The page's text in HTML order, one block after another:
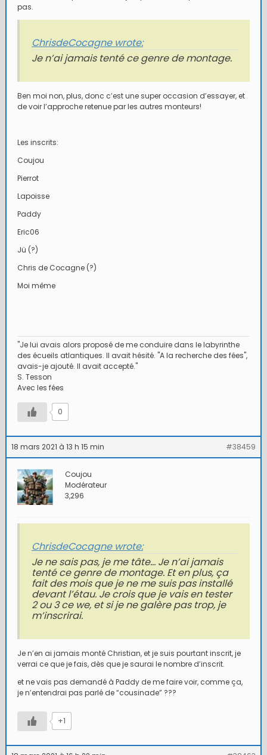
pas.
ChrisdeCocagne wrote:
Je n’ai jamais tenté ce genre de montage.
Ben moi non, plus, donc c’est une super occasion d’essayer, et
de voir l’approche retenue par les autres monteurs!
Les inscrits:
Coujou
Pierrot
Lapoisse
Paddy
Eric06
Jü (?)
Chris de Cocagne (?)
Moi même
"Je lui avais alors proposé de me conduire dans le labyrinthe
des écueils atlantiques. Il avait hésité. "A la recherche des fées",
avais-je ajouté. Il avait accepté."
S. Tesson
Avec les fées
0
18 mars 2021 à 13 h 15 min #38459
Coujou
Modérateur
3,296
ChrisdeCocagne wrote:
Je ne sais pas, je me tâte… Je n’ai jamais
tenté ce genre de montage. Et en plus, ça
fait des mois que je ne me suis pas installé
devant l’étau. Je crois que je vais en tester
2 ou 3 ce we, et si je ne galère pas trop, je
m’inscrirai.
Je n’en ai jamais monté Christian, et je suis pourtant inscrit, je
verrai ce que je fais, dès que je saurai le nombre d’inscrit.
et ne vais pas demandé à Paddy de me faire voir, comme ça,
je n’entendrai pas parlé de “cousinade” ???
+1